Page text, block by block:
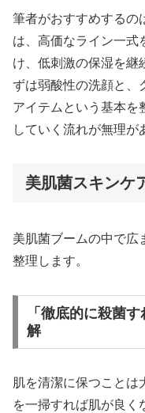
筆者がおすすめするの
は、高価なライン一式
け、低刺激の保湿を継
ずは弱酸性の洗顔と、
アイテムという基本を
していく流れが無理が
美肌菌スキンケ
美肌菌ブームの中で広
整理します。
「徹底的に殺菌
解
肌を清潔に保つこと
を一掃すれば肌が良く